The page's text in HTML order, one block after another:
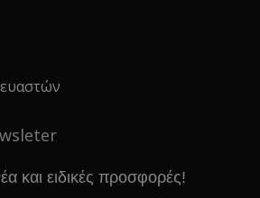
και ειδικές προσφορές!